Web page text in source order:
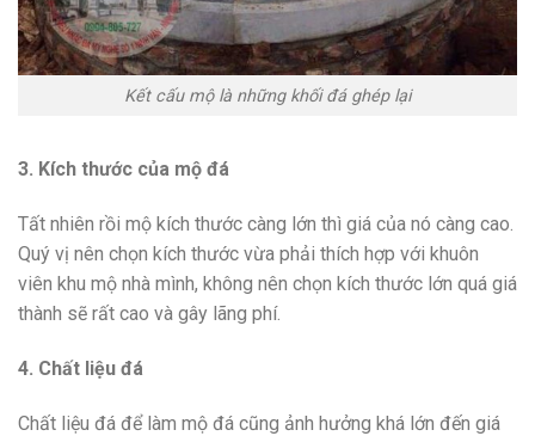
Kết cấu mộ là những khối đá ghép lại
3. Kích thước của mộ đá
Tất nhiên rồi mộ kích thước càng lớn thì giá của nó càng cao.
Quý vị nên chọn kích thước vừa phải thích hợp với khuôn
viên khu mộ nhà mình, không nên chọn kích thước lớn quá giá
thành sẽ rất cao và gây lãng phí.
4. Chất liệu đá
Chất liệu đá để làm mộ đá cũng ảnh hưởng khá lớn đến giá